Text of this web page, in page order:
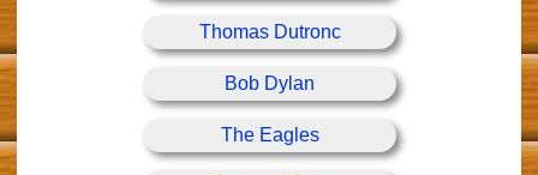
Thomas Dutronc
Bob Dylan
The Eagles